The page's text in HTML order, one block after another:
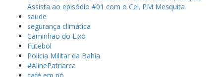
Assista ao episódio #01 com o Cel. PM Mesquita
saude
segurança climática
Caminhão do Lixo
Futebol
Polícia Militar da Bahia
#AlinePatriarca
café em pó